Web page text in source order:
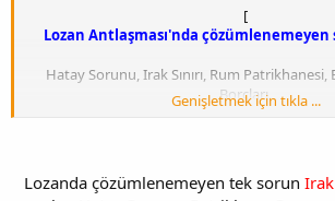
[
Lozan Antlaşması'nda
Hatay Sorunu, Irak Sınırı, Rum Patrikhanesi,
Borçları.
Genişletmek için tıkla ...
Lozanda çözümlenemeyen tek sorun Irak